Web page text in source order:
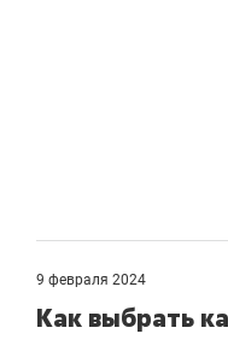
9 февраля 2024
Как выбрать